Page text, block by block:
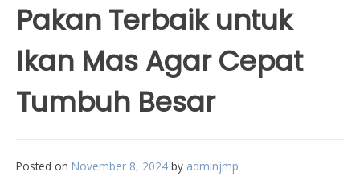
Pakan Terbaik untuk
Ikan Mas Agar Cepat
Tumbuh Besar
Posted on November 8, 2024 by adminjmp